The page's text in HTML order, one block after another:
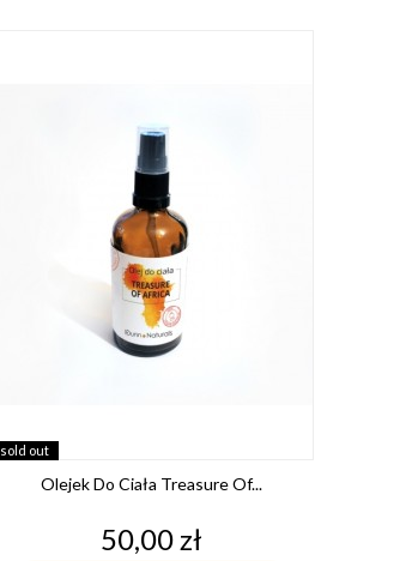
sold out
Olejek Do Ciała Treasure Of...
Cena
50,00 zł